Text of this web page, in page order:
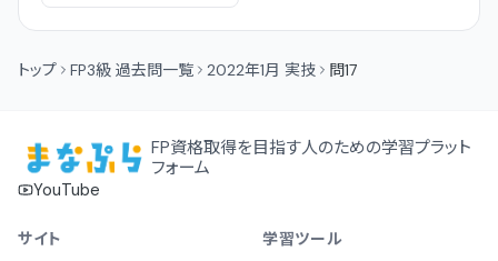
トップ FP3級 過去問一覧 2022年1月 実技 問17
FP資格取得を目指す人のための学習プラット
フォーム
YouTube
サイト 学習ツール